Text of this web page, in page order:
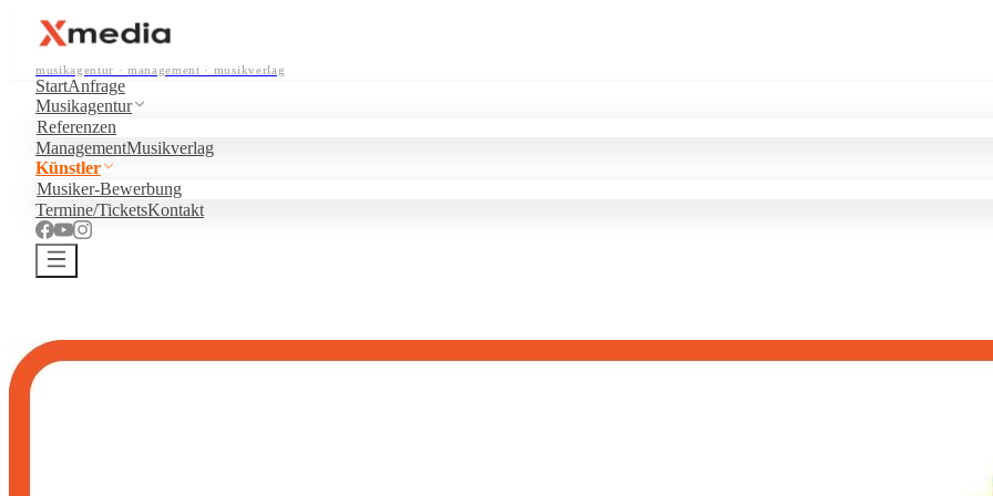
musikagentur · management · musikverlag
StartAnfrage
Musikagentur
Referenzen
ManagementMusikverlag
Künstler
Musiker-Bewerbung
Termine/TicketsKontakt